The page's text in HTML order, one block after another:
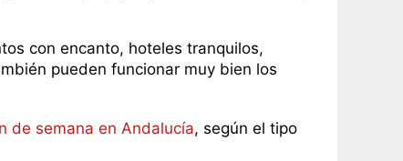
con encanto, hoteles tranquilos,
pueden funcionar muy bien los
de semana en Andalucía, según el tipo